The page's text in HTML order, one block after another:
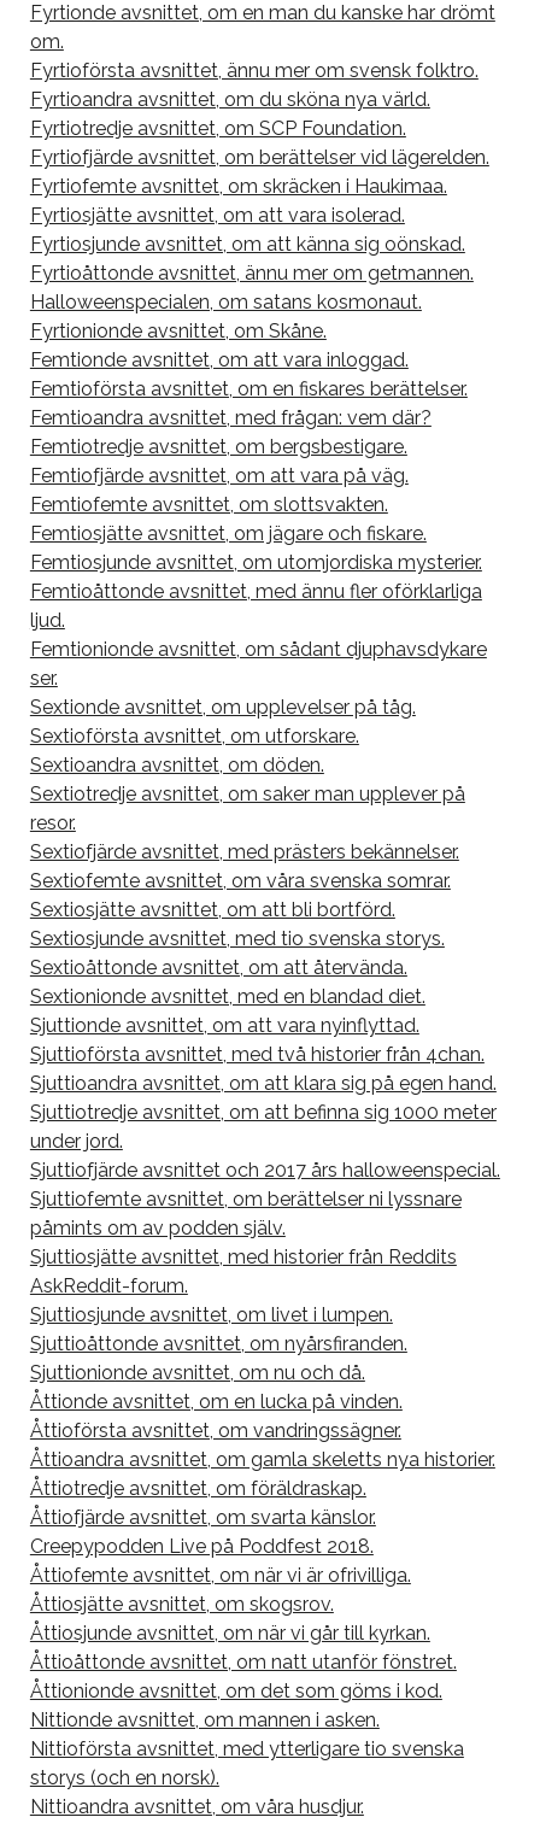
Fyrtionde avsnittet, om en man du kanske har drömt
om.
Fyrtioförsta avsnittet, ännu mer om svensk folktro.
Fyrtioandra avsnittet, om du sköna nya värld.
Fyrtiotredje avsnittet, om SCP Foundation.
Fyrtiofjärde avsnittet, om berättelser vid lägerelden.
Fyrtiofemte avsnittet, om skräcken i Haukimaa.
Fyrtiosjätte avsnittet, om att vara isolerad.
Fyrtiosjunde avsnittet, om att känna sig oönskad.
Fyrtioåttonde avsnittet, ännu mer om getmannen.
Halloweenspecialen, om satans kosmonaut.
Fyrtionionde avsnittet, om Skåne.
Femtionde avsnittet, om att vara inloggad.
Femtioförsta avsnittet, om en fiskares berättelser.
Femtioandra avsnittet, med frågan: vem där?
Femtiotredje avsnittet, om bergsbestigare.
Femtiofjärde avsnittet, om att vara på väg.
Femtiofemte avsnittet, om slottsvakten.
Femtiosjätte avsnittet, om jägare och fiskare.
Femtiosjunde avsnittet, om utomjordiska mysterier.
Femtioåttonde avsnittet, med ännu fler oförklarliga
ljud.
Femtionionde avsnittet, om sådant djuphavsdykare
ser.
Sextionde avsnittet, om upplevelser på tåg.
Sextioförsta avsnittet, om utforskare.
Sextioandra avsnittet, om döden.
Sextiotredje avsnittet, om saker man upplever på
resor.
Sextiofjärde avsnittet, med prästers bekännelser.
Sextiofemte avsnittet, om våra svenska somrar.
Sextiosjätte avsnittet, om att bli bortförd.
Sextiosjunde avsnittet, med tio svenska storys.
Sextioåttonde avsnittet, om att återvända.
Sextionionde avsnittet, med en blandad diet.
Sjuttionde avsnittet, om att vara nyinflyttad.
Sjuttioförsta avsnittet, med två historier från 4chan.
Sjuttioandra avsnittet, om att klara sig på egen hand.
Sjuttiotredje avsnittet, om att befinna sig 1000 meter
under jord.
Sjuttiofjärde avsnittet och 2017 års halloweenspecial.
Sjuttiofemte avsnittet, om berättelser ni lyssnare
påmints om av podden själv.
Sjuttiosjätte avsnittet, med historier från Reddits
AskReddit-forum.
Sjuttiosjunde avsnittet, om livet i lumpen.
Sjuttioåttonde avsnittet, om nyårsfiranden.
Sjuttionionde avsnittet, om nu och då.
Åttionde avsnittet, om en lucka på vinden.
Åttioförsta avsnittet, om vandringssägner.
Åttioandra avsnittet, om gamla skeletts nya historier.
Åttiotredje avsnittet, om föräldraskap.
Åttiofjärde avsnittet, om svarta känslor.
Creepypodden Live på Poddfest 2018.
Åttiofemte avsnittet, om när vi är ofrivilliga.
Åttiosjätte avsnittet, om skogsrov.
Åttiosjunde avsnittet, om när vi går till kyrkan.
Åttioåttonde avsnittet, om natt utanför fönstret.
Åttionionde avsnittet, om det som göms i kod.
Nittionde avsnittet, om mannen i asken.
Nittioförsta avsnittet, med ytterligare tio svenska
storys (och en norsk).
Nittioandra avsnittet, om våra husdjur.